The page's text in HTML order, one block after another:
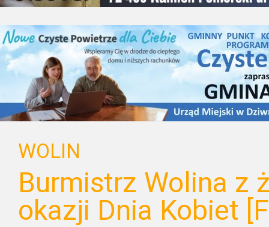
WOLIN
Burmistrz Wolina z
okazji Dnia Kobiet